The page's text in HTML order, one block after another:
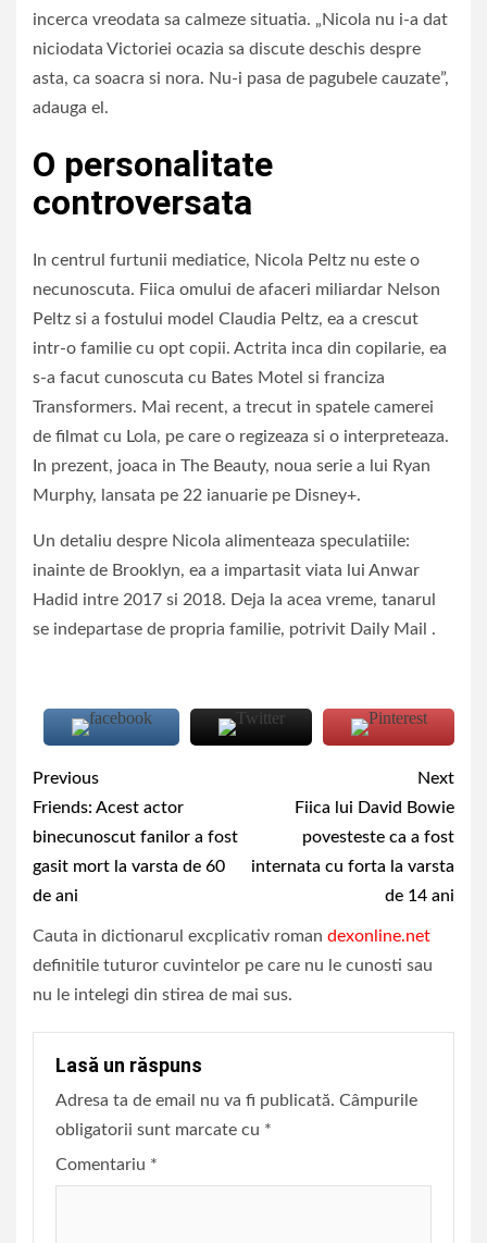
incerca vreodata sa calmeze situatia. „Nicola nu i-a dat
niciodata Victoriei ocazia sa discute deschis despre
asta, ca soacra si nora. Nu-i pasa de pagubele cauzate”,
adauga el.
O personalitate
controversata
In centrul furtunii mediatice, Nicola Peltz nu este o
necunoscuta. Fiica omului de afaceri miliardar Nelson
Peltz si a fostului model Claudia Peltz, ea a crescut
intr-o familie cu opt copii. Actrita inca din copilarie, ea
s-a facut cunoscuta cu Bates Motel si franciza
Transformers. Mai recent, a trecut in spatele camerei
de filmat cu Lola, pe care o regizeaza si o interpreteaza.
In prezent, joaca in The Beauty, noua serie a lui Ryan
Murphy, lansata pe 22 ianuarie pe Disney+.
Un detaliu despre Nicola alimenteaza speculatiile:
inainte de Brooklyn, ea a impartasit viata lui Anwar
Hadid intre 2017 si 2018. Deja la acea vreme, tanarul
se indepartase de propria familie, potrivit Daily Mail .
Continue
Reading
Previous
Friends: Acest actor
binecunoscut fanilor a fost
gasit mort la varsta de 60
de ani
Next
Fiica lui David Bowie
povesteste ca a fost
internata cu forta la varsta
de 14 ani
Cauta in dictionarul excplicativ roman dexonline.net
definitile tuturor cuvintelor pe care nu le cunosti sau
nu le intelegi din stirea de mai sus.
Lasă un răspuns
Adresa ta de email nu va fi publicată. Câmpurile
obligatorii sunt marcate cu *
Comentariu *